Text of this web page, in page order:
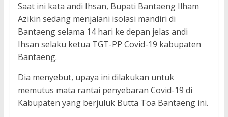
Saat ini kata andi Ihsan, Bupati Bantaeng Ilham
Azikin sedang menjalani isolasi mandiri di
Bantaeng selama 14 hari ke depan jelas andi
Ihsan selaku ketua TGT-PP Covid-19 kabupaten
Bantaeng.
Dia menyebut, upaya ini dilakukan untuk
memutus mata rantai penyebaran Covid-19 di
Kabupaten yang berjuluk Butta Toa Bantaeng ini.